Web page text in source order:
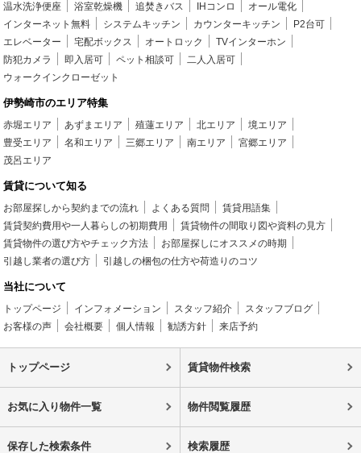
温水洗浄便座
浴室乾燥機 追焚きバス IHコンロ
オール電化
インターネット無料
システムキッチン カウンターキッチン
P2台可
エレベーター
宅配ボックス オートロック
TVインターホン
防犯カメラ
即入居可 ペット相談可
二人入居可
ウォークインクローゼット
伊勢崎市のエリア特集
赤堀エリア あずまエリア 殖蓮エリア 北エリア
境エリア
豊受エリア
名和エリア 三郷エリア 南エリア
宮郷エリア
茂呂エリア
賃貸について知る
お部屋探しから契約までの流れ よくある質問
賃貸用語集
賃貸契約費用や一人暮らしの初期費用
賃貸物件の間取り図や資料の見方
賃貸物件の選び方やチェック方法
お部屋探しにオススメの時期
引越し業者の選び方
引越しの梱包の仕方や荷造りのコツ
当社について
トップページ インフォメーション スタッフ紹介
スタッフブログ
お客様の声
会社概要 個人情報 勧誘方針 来店予約
トップページ 賃貸物件検索
お気に入り物件一覧 物件閲覧履歴
保存した検索条件 検索履歴